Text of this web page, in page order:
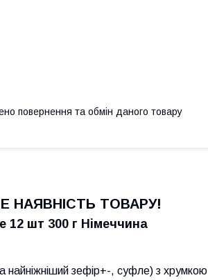
повернення та обмін даного товару
НАЯВНІСТЬ ТОВАРУ!
12 шт 300 г Німеччина
найніжніший зефір+-, суфле) з хрумкою